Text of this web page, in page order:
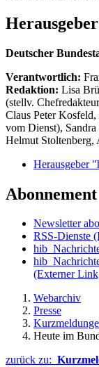
Herausgeber
Deutscher
Verantwortlich:
Redaktion: Lisa
(stellv.
Claus Peter
vom Dienst),
Helmut Stoltenberg,
Herausgeber
Abonnement
Newsletter
RSS-Dienste
(Externer
Webarchiv
Presse
Heute im
zurück zu: